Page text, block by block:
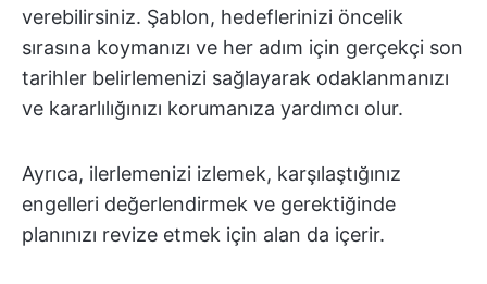
verebilirsiniz. Şablon, hedeflerinizi öncelik
sırasına koymanızı ve her adım için gerçekçi son
tarihler belirlemenizi sağlayarak odaklanmanızı
ve kararlılığınızı korumanıza yardımcı olur.
Ayrıca, ilerlemenizi izlemek, karşılaştığınız
engelleri değerlendirmek ve gerektiğinde
planınızı revize etmek için alan da içerir.